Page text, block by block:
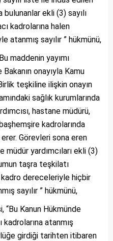
ekli (3) sayılı
kadrolarına halen
atanmış sayılır ” hükmünü,
maddenin yayımı
onayıyla Kamu
teşkiline ilişkin onayın
sağlık kurumlarında
hastane müdürü,
kadrolarında
Görevleri sona eren
yardımcıları ekli (3)
taşra teşkilatı
kadro dereceleriyle hiçbir
sayılır ” hükmünü,
“Bu Kanun Hükmünde
atanmış
girdiği tarihten itibaren